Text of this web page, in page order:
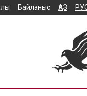
Байланыс ҚАЗ